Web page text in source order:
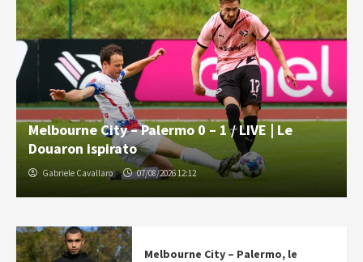
Melbourne City – Palermo 0 – 1 / LIVE | Le
Douaron ispirato
Gabriele Cavallaro 07/08/2026 12:12
Melbourne City – Palermo, le